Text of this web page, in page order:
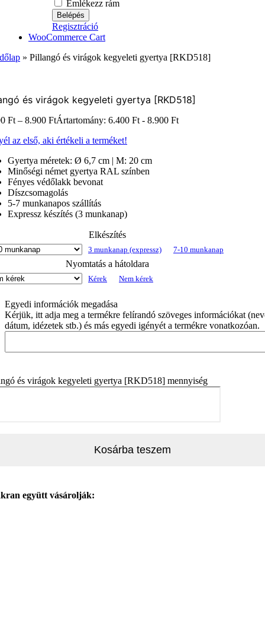
Emlékezz rám
Regisztráció
WooCommerce Cart
» Pillangó és virágok kegyeleti gyertya [RKD518]
és virágok kegyeleti gyertya [RKD518]
Ft – 8.900 FtÁrtartomány: 6.400 Ft - 8.900 Ft
az első, aki értékeli a terméket!
Gyertya méretek: Ø 6,7 cm | M: 20 cm
Minőségi német gyertya RAL színben
Fényes védőlakk bevonat
Díszcsomagolás
5-7 munkanapos szállítás
Expressz készítés (3 munkanap)
Elkészítés
3 munkanap (expressz) 7-10 munkanap
Nyomtatás a hátoldara
Kérek Nem kérek
Egyedi információk megadása
Kérjük, itt adja meg a termékre felírandó szöveges információkat
dátum, idézetek stb.) és más egyedi igényét a termékre vonatkozóan.
és virágok kegyeleti gyertya [RKD518] mennyiség
Kosárba teszem
együtt vásárolják: